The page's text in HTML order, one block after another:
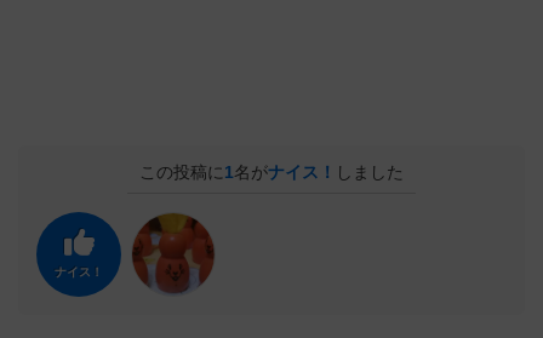
この投稿に1名がナイス！ しました
ナイス！